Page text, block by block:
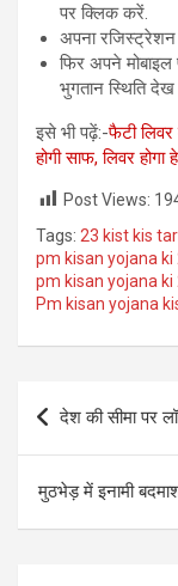
पर क्लिक करें.
अपना
फिर अपने
भुगतान स्थिति देख
इसे भी पढ़ें:-फैटी
होगी साफ, लिवर होगा
Post Views:
Tags: 23 kist kis
pm kisan yojana ki
pm kisan yojana
Pm kisan yojana
Post
navigation
देश की सीमा पर
मुठभेड़ में इनामी